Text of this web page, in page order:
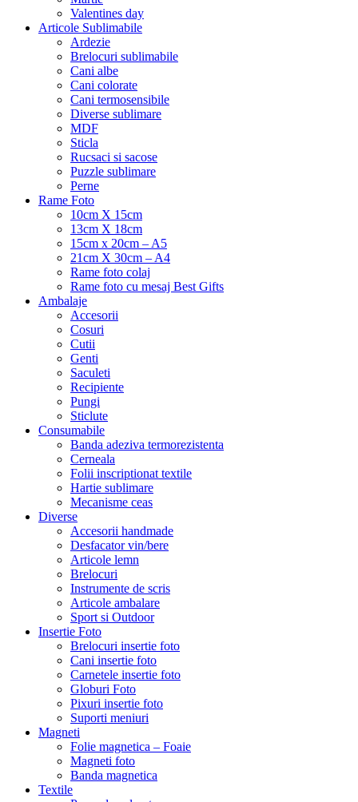
Valentines day
Articole Sublimabile
Ardezie
Brelocuri sublimabile
Cani albe
Cani colorate
Cani termosensibile
Diverse sublimare
MDF
Sticla
Rucsaci si sacose
Puzzle sublimare
Perne
Rame Foto
10cm X 15cm
13cm X 18cm
15cm x 20cm – A5
21cm X 30cm – A4
Rame foto colaj
Rame foto cu mesaj Best Gifts
Ambalaje
Accesorii
Cosuri
Cutii
Genti
Saculeti
Recipiente
Pungi
Sticlute
Consumabile
Banda adeziva termorezistenta
Cerneala
Folii inscriptionat textile
Hartie sublimare
Mecanisme ceas
Diverse
Accesorii handmade
Desfacator vin/bere
Articole lemn
Brelocuri
Instrumente de scris
Articole ambalare
Sport si Outdoor
Insertie Foto
Brelocuri insertie foto
Cani insertie foto
Carnetele insertie foto
Globuri Foto
Pixuri insertie foto
Suporti meniuri
Magneti
Folie magnetica – Foaie
Magneti foto
Banda magnetica
Textile